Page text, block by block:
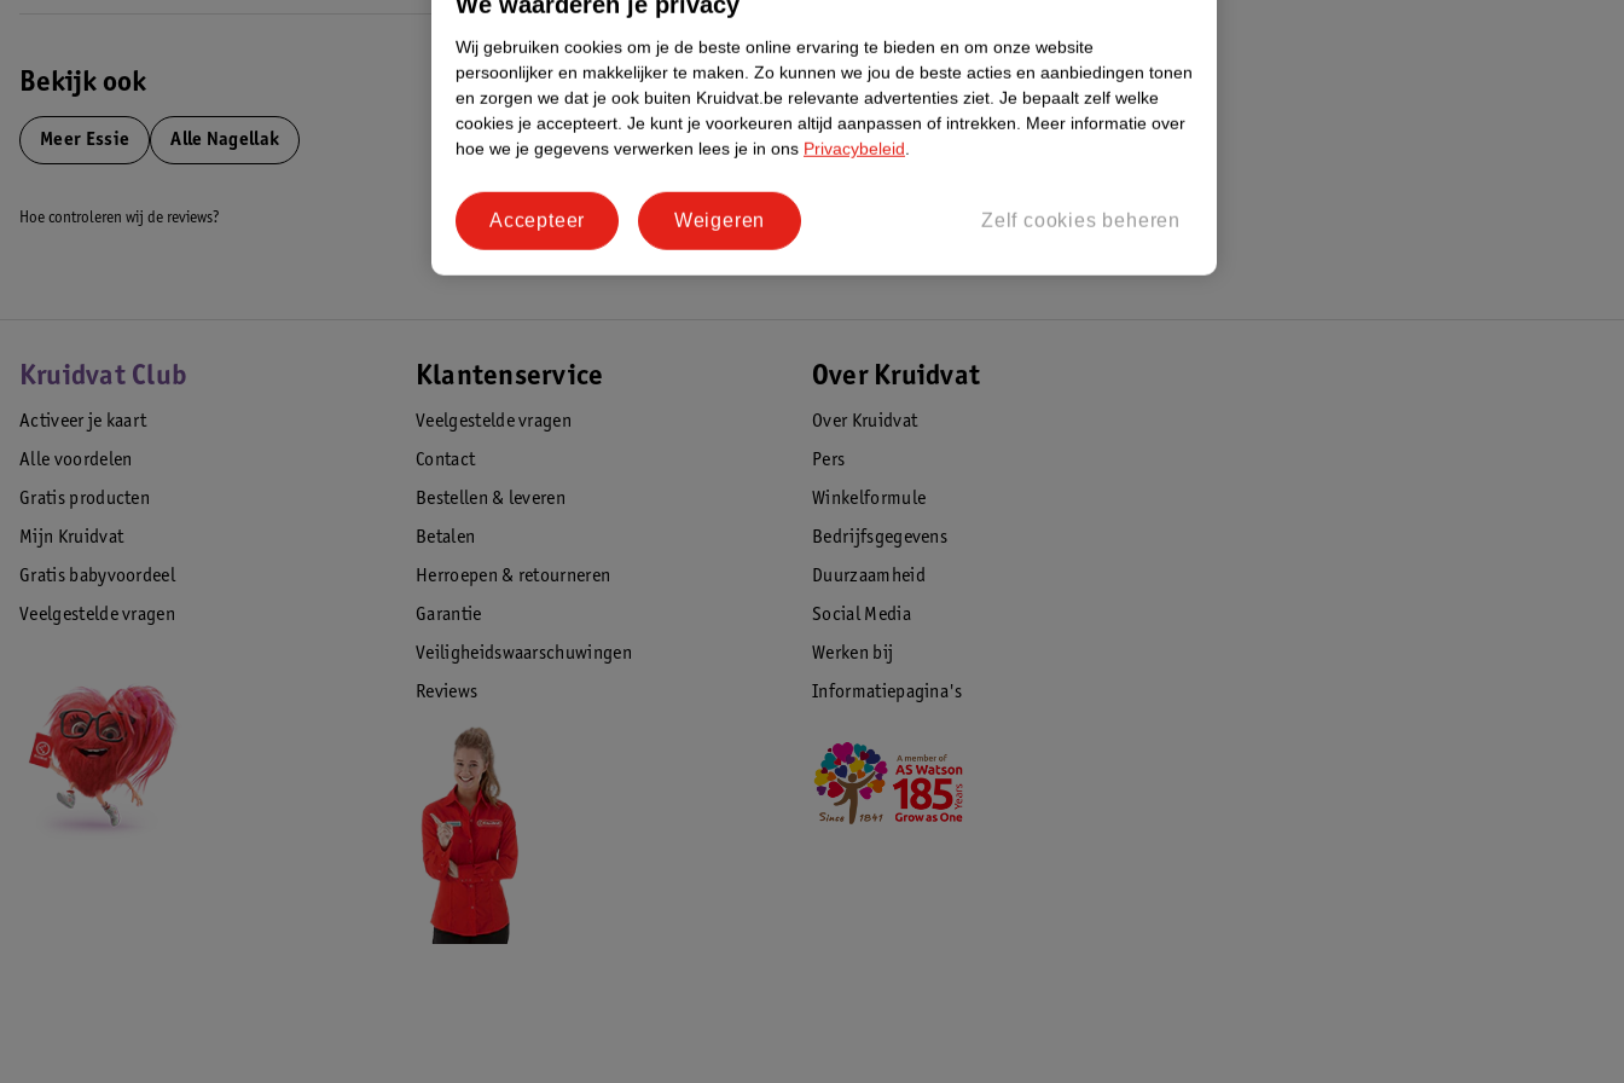
Bekijk ook
Meer Essie Alle Nagellak
Hoe controleren wij de reviews?
Kruidvat Club
Activeer je kaart
Alle voordelen
Gratis producten
Mijn Kruidvat
Gratis babyvoordeel
Veelgestelde vragen
Klantenservice
Veelgestelde vragen
Contact
Bestellen & leveren
Betalen
Herroepen & retourneren
Garantie
Veiligheidswaarschuwingen
Reviews
Over Kruidvat
Over Kruidvat
Pers
Winkelformule
Bedrijfsgegevens
Duurzaamheid
Social Media
Werken bij
Informatiepagina's
Wij gebruiken cookies om je de beste online ervaring te bieden en om onze website
persoonlijker en makkelijker te maken. Zo kunnen we jou de beste acties en aanbiedingen tonen
en zorgen we dat je ook buiten Kruidvat.be relevante advertenties ziet. Je bepaalt zelf welke
cookies je accepteert. Je kunt je voorkeuren altijd aanpassen of intrekken. Meer informatie over
hoe we je gegevens verwerken lees je in ons Privacybeleid.
Zelf cookies beheren
Weigeren
Accepteer